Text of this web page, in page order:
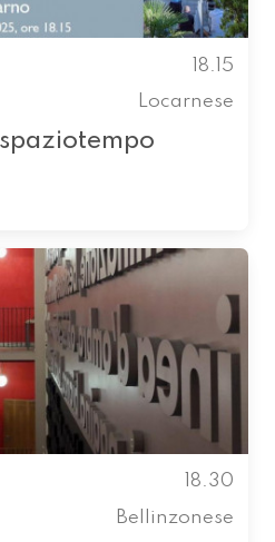
18.15
Locarnese
18.30
Bellinzonese